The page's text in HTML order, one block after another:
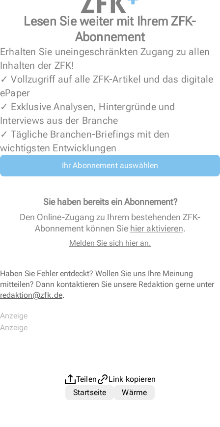
Lesen Sie weiter mit Ihrem ZFK-
Abonnement
Erhalten Sie uneingeschränkten Zugang zu allen
Inhalten der ZFK!
✓ Vollzugriff auf alle ZFK-Artikel und das digitale
ePaper
✓ Exklusive Analysen, Hintergründe und
Interviews aus der Branche
✓ Tägliche Branchen-Briefings mit den
wichtigsten Entwicklungen
Ihr Abonnement auswählen
Sie haben bereits ein Abonnement?
Den Online-Zugang zu Ihrem bestehenden ZFK-
Abonnement können Sie hier aktivieren.
Melden Sie sich hier an.
Haben Sie Fehler entdeckt? Wollen Sie uns Ihre Meinung
mitteilen? Dann kontaktieren Sie unsere Redaktion gerne unter
redaktion@zfk.de.
Teilen
Link kopieren
Startseite
Wärme